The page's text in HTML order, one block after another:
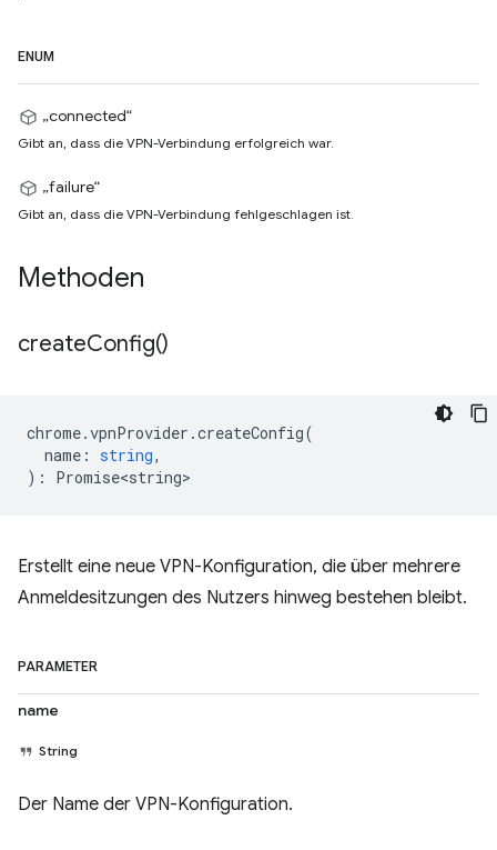
ENUM
„connected“
Gibt an, dass die VPN-Verbindung erfolgreich war.
„failure“
Gibt an, dass die VPN-Verbindung fehlgeschlagen ist.
Methoden
createConfig()
chrome.vpnProvider .createConfig(
name : string,
) : Promise<string>
Erstellt eine neue VPN-Konfiguration, die über mehrere
Anmeldesitzungen des Nutzers hinweg bestehen bleibt.
PARAMETER
name
String
Der Name der VPN-Konfiguration.